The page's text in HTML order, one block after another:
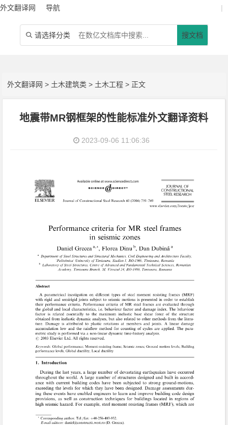
外文翻译网 导航 |
 请选择分类 搜文档
外文翻译网 > 土木建筑类 > 土木工程 > 正文
地震带MR钢框架的性能标准外文翻译资料
2023-09-06 11:06:36